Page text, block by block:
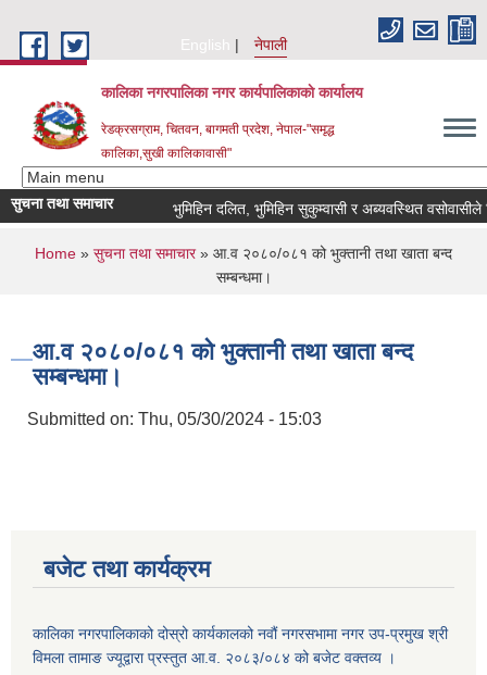
English
नेपाली
कालिका नगरपालिका नगर कार्यपालिकाकाे कार्यालय
रेडक्रसग्राम, चितवन, बागमती प्रदेश, नेपाल-"समृद्ध
कालिका,सुखी कालिकावासी"
सुचना तथा समाचार भुमिहिन दलित, भुमिहिन सुकुम्वासी र अब्यवस्थित वसोवासीले
You are here
Home » सुचना तथा समाचार» आ.व २०८०/०८१ को भुक्तानी तथा खाता बन्द
सम्बन्धमा।
आ.व २०८०/०८१ को भुक्तानी तथा खाता बन्द
सम्बन्धमा।
Submitted on: Thu, 05/30/2024 - 15:03
बजेट तथा कार्यक्रम
कालिका नगरपालिकाको दोस्रो कार्यकालको नवौं नगरसभामा नगर उप-प्रमुख श्री
विमला तामाङ ज्यूद्वारा प्रस्तुत आ.व. २०८३/०८४ को बजेट वक्तव्य ।